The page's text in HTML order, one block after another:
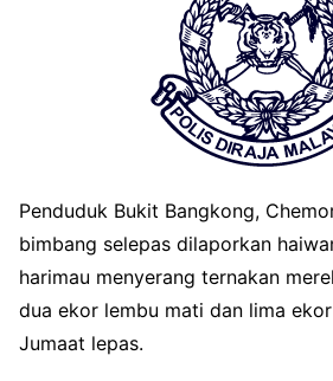
Penduduk Bukit Bangkong,
bimbang selepas dilaporkan
harimau menyerang ternakan
dua ekor lembu mati dan lima
Jumaat lepas.